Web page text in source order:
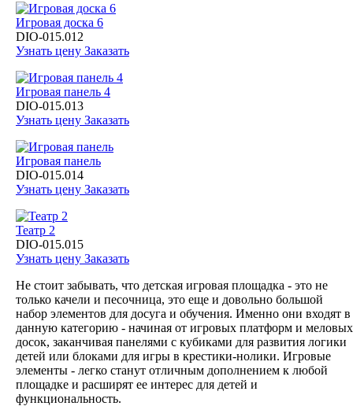
Игровая доска 6
DIO-015.012
Узнать цену Заказать
Игровая панель 4
DIO-015.013
Узнать цену Заказать
Игровая панель
DIO-015.014
Узнать цену Заказать
Театр 2
DIO-015.015
Узнать цену Заказать
Не стоит забывать, что детская игровая площадка - это не
только качели и песочница, это еще и довольно большой
набор элементов для досуга и обучения. Именно они входят в
данную категорию - начиная от игровых платформ и меловых
досок, заканчивая панелями с кубиками для развития логики
детей или блоками для игры в крестики-нолики. Игровые
элементы - легко станут отличным дополнением к любой
площадке и расширят ее интерес для детей и
функциональность.